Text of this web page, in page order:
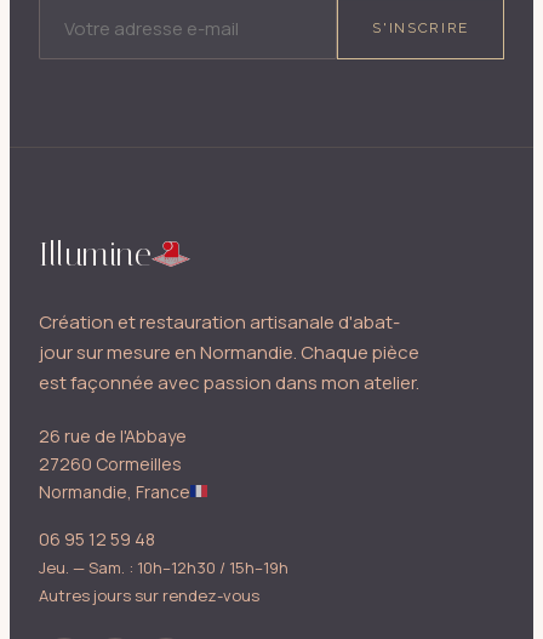
S'INSCRIRE
Illumine
Création et restauration artisanale d'abat-
jour sur mesure en Normandie. Chaque pièce
est façonnée avec passion dans mon atelier.
26 rue de l'Abbaye
27260 Cormeilles
Normandie, France
06 95 12 59 48
Jeu. — Sam. : 10h–12h30 / 15h–19h
Autres jours sur rendez-vous